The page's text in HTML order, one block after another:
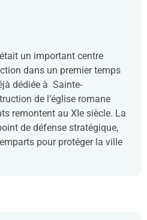
un important centre
dans un premier temps
dédiée à Sainte-
de l’église romane
remontent au XIe siècle. La
de défense stratégique,
pour protéger la ville